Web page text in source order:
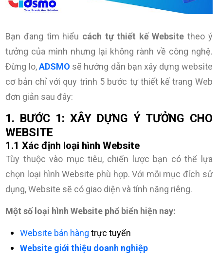
Bạn đang tìm hiểu cách tự thiết kế Website theo ý
tưởng của mình nhưng lại không rành về công nghệ.
Đừng lo,ADSMO sẽ hướng dẫn bạn xây dựng website
cơ bản chỉ với quy trình 5 bước tự thiết kế trang Web
đơn giản sau đây:
1. BƯỚC 1: XÂY DỰNG Ý TƯỞNG CHO
WEBSITE
1.1 Xác định loại hình Website
Tùy thuộc vào mục tiêu, chiến lược bạn có thể lựa
chọn loại hình Website phù hợp. Với mỗi mục đích sử
dụng, Website sẽ có giao diện và tính năng riêng.
Một số loại hình Website phổ biển hiện nay:
Website bán hàng trực tuyến
Website giới thiệu doanh nghiệp